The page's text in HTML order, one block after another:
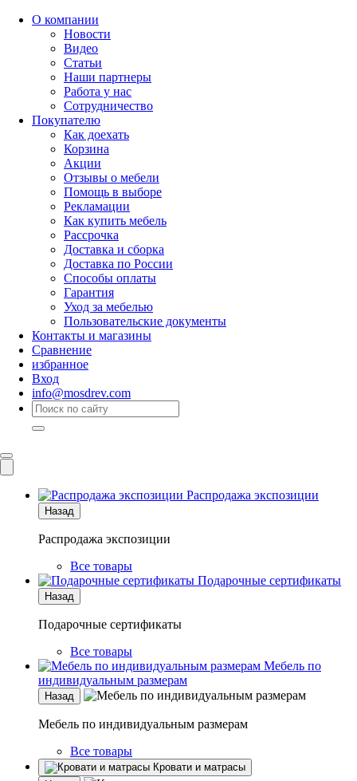
О компании
Новости
Видео
Статьи
Наши партнеры
Работа у нас
Сотрудничество
Покупателю
Как доехать
Корзина
Акции
Отзывы о мебели
Помощь в выборе
Рекламации
Как купить мебель
Рассрочка
Доставка и сборка
Доставка по России
Способы оплаты
Гарантия
Уход за мебелью
Пользовательские документы
Контакты и магазины
Сравнение
избранное
Вход
info@mosdrev.com
Распродажа экспозиции
Назад
Распродажа экспозиции
Все товары
Подарочные сертификаты
Назад
Подарочные сертификаты
Все товары
Мебель по
индивидуальным размерам
Назад
Мебель по индивидуальным размерам
Все товары
Кровати и матрасы